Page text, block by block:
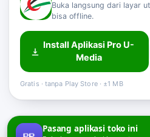
Buka langsung dari layar
bisa offline.
Install Aplikasi Pro U-
Media
Gratis · tanpa Play Store · ±1 MB
Pasang aplikasi toko ini